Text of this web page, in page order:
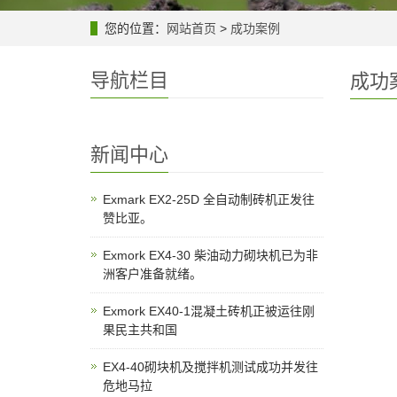
您的位置： 网站首页 > 成功案例
成功
导航栏目
新闻中心
Exmark EX2-25D 全自动制砖机正发往
赞比亚。
Exmork EX4-30 柴油动力砌块机已为非
洲客户准备就绪。
Exmork EX40-1混凝土砖机正被运往刚
果民主共和国
EX4-40砌块机及搅拌机测试成功并发往
危地马拉